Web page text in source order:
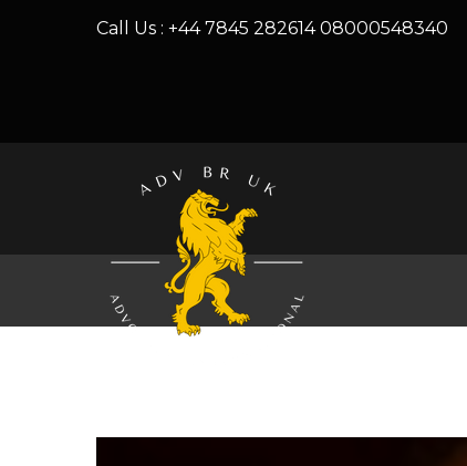
Call Us : +44 7845 282614 08000548340